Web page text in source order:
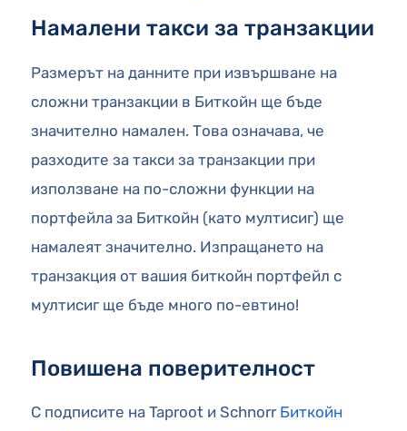
Намалени такси за транзакции
Размерът на данните при извършване на
сложни транзакции в Биткойн ще бъде
значително намален. Това означава, че
разходите за такси за транзакции при
използване на по-сложни функции на
портфейла за Биткойн (като мултисиг) ще
намалеят значително. Изпращането на
транзакция от вашия биткойн портфейл с
мултисиг ще бъде много по-евтино!
Повишена поверителност
С подписите на Taproot и Schnorr Биткойн